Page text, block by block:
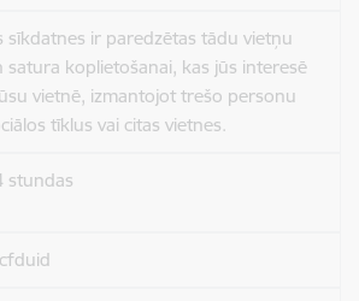
sīkdatnes ir paredzētas tādu vietņu
satura koplietošanai, kas jūs interesē
vietnē, izmantojot trešo personu
tīklus vai citas vietnes.
stundas